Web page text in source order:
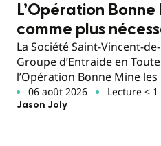
L’Opération
comme plus
La Société Saint-Vincent-
Groupe d’Entraide en
l’Opération Bonne Mine
06 août 2026 Lecture <
Jason Joly